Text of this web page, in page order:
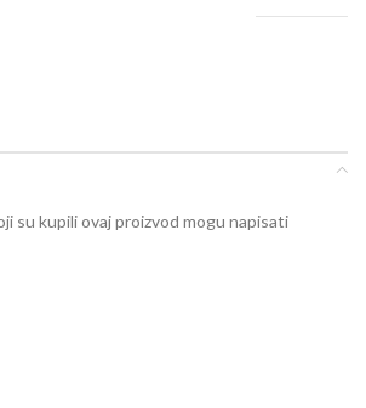
su kupili ovaj proizvod mogu napisati